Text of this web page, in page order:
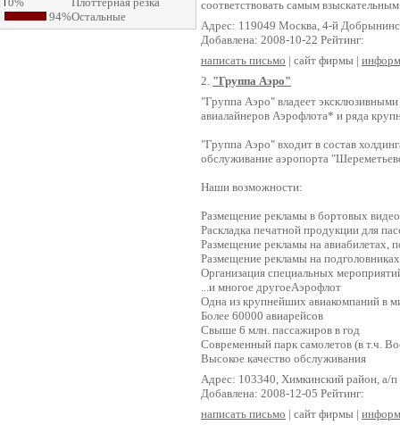
94%Остальные
соответствовать самым
Адрес: 119049 Москва, 4-й
Добавлена: 2008-10-22 Рейтинг:
написать письмо | сайт фирмы |
2. "Группа Аэро"
"Группа Аэро" владеет
авиалайнеров Аэрофлота* и ряда
"Группа Аэро" входит в состав
обслуживание аэропорта
Наши возможности:
Размещение рекламы в бортовых
Раскладка печатной продукции для
Размещение рекламы на авиабилетах,
Размещение рекламы на подголовниках
Организация специальных
...и многое другоеАэрофлот
Одна из крупнейших авиакомпаний в
Более 60000 авиарейсов
Свыше 6 млн. пассажиров в год
Современный парк самолетов (в т.ч.
Высокое качество обслуживания
Адрес: 103340, Химкинский район, а/
Добавлена: 2008-12-05 Рейтинг:
написать письмо | сайт фирмы |